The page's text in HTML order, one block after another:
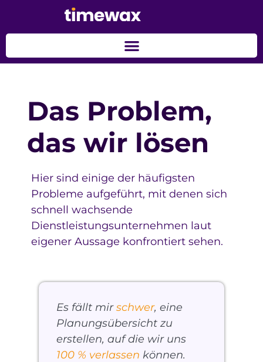
Das Problem,
das wir lösen
Hier sind einige der häufigsten
Probleme aufgeführt, mit denen sich
schnell wachsende
Dienstleistungsunternehmen laut
eigener Aussage konfrontiert sehen.
Es fällt mirschwer, eine
Planungsübersicht zu
erstellen, auf die wir uns
100 % verlassen können.